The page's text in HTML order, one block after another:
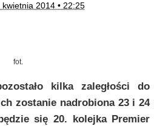
kwietnia 2014 • 22:25
fot.
kilka zaległości do
zostanie nadrobiona 23 i 24
się 20. kolejka Premier